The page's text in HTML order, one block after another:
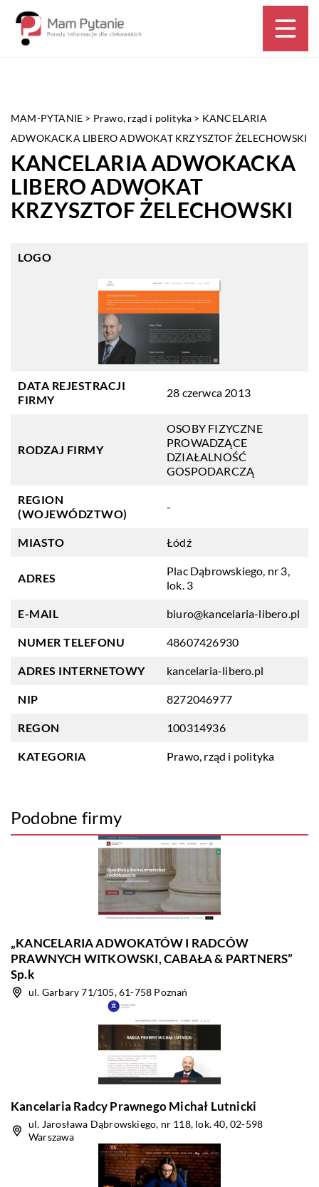
MAM-PYTANIE > Prawo, rząd i polityka > KANCELARIA
ADWOKACKA LIBERO ADWOKAT KRZYSZTOF ŻELECHOWSKI
KANCELARIA ADWOKACKA
LIBERO ADWOKAT
KRZYSZTOF ŻELECHOWSKI
LOGO
DATA REJESTRACJI
FIRMY
28 czerwca 2013
RODZAJ FIRMY
OSOBY FIZYCZNE
PROWADZĄCE
DZIAŁALNOŚĆ
GOSPODARCZĄ
REGION
(WOJEWÓDZTWO)
-
MIASTO Łódź
ADRES
Plac Dąbrowskiego, nr 3,
lok. 3
E-MAIL biuro@kancelaria-libero.pl
NUMER TELEFONU 48607426930
ADRES INTERNETOWY kancelaria-libero.pl
NIP 8272046977
REGON 100314936
KATEGORIA Prawo, rząd i polityka
Podobne firmy
„KANCELARIA ADWOKATÓW I RADCÓW
PRAWNYCH WITKOWSKI, CABAŁA & PARTNERS”
Sp.k
ul. Garbary 71/105, 61-758 Poznań
Kancelaria Radcy Prawnego Michał Lutnicki
ul. Jarosława Dąbrowskiego, nr 118, lok. 40, 02-598
Warszawa